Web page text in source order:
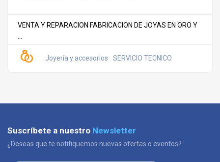
VENTA Y REPARACION FABRICACION DE JOYAS EN ORO Y
Joyería y accesorios SERVICIO TECNICO
Suscríbete a nuestro Newsletter
¿Deseas que te notifiquemos nuevas ofertas o eventos?